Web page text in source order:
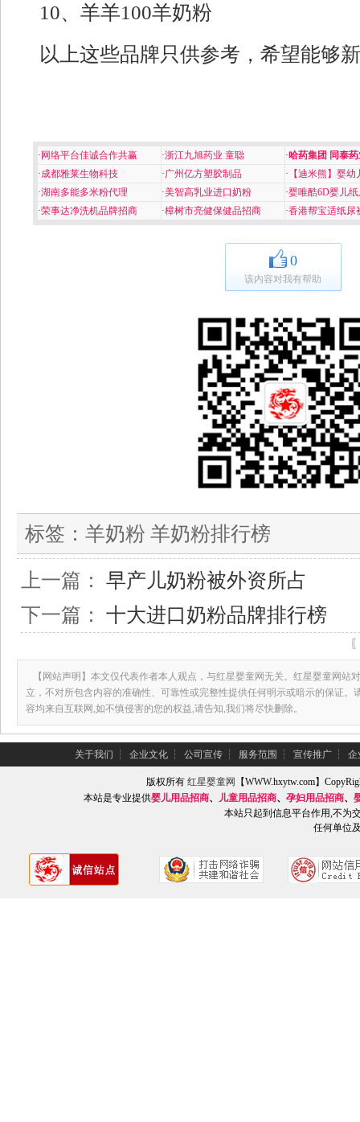
10、羊羊100羊奶粉
以上这些品牌只供参考，希望能够
· 网络平台佳诚合作共赢 ·浙江九旭药业 童聪 ·哈药集团 同泰
·成都雅莱生物科技 ·广州亿方塑胶制品 · 【迪米熊】婴幼
·湖南多能多米粉代理 ·美智高乳业进口奶粉 ·婴唯酷6D婴儿
·荣事达净洗机品牌招商 ·樟树市亮健保健品招商 ·香港帮宝适纸尿
0
该内容对我有帮助
标签： 羊奶粉 羊奶粉排行榜
上一篇： 早产儿奶粉被外资所占
下一篇： 十大进口奶粉品牌排行榜
【网站声明】本文仅代表作者本人观点，与红星婴童网无关。红星婴童网站
立，不对所包含内容的准确性、可靠性或完整性提供任何明示或暗示的保证。
容均来自互联网,如不慎侵害的您的权益,请告知,我们将尽快删除。
关于我们 ┆ 企业文化 ┆ 公司宣传 ┆ 服务范围 ┆ 宣传推广 ┆ 企
版权所有红星婴童网
【WWW.hxytw.com】
本站是专业提供婴儿用品招商、 儿童用品招商、 孕妇用品招商、
本站只起到信息平台作用,不为
任何单位